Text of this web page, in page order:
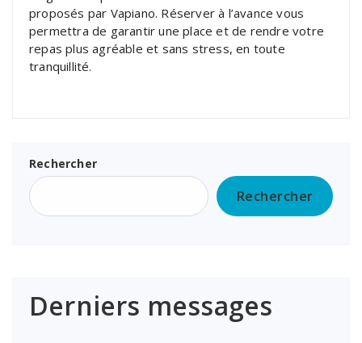
proposés par Vapiano. Réserver à l’avance vous
permettra de garantir une place et de rendre votre
repas plus agréable et sans stress, en toute
tranquillité.
Rechercher
Rechercher
Derniers messages